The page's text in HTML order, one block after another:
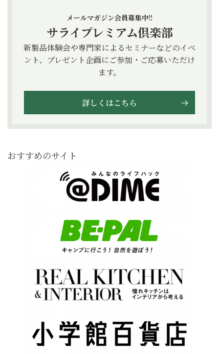
メールマガジン会員募集中!!
サライプレミアム倶楽部
新製品体験会や専門家によるセミナーなどのイベ
ント、プレゼント企画にご参加・ご応募いただけ
ます。
詳しくはこちら
おすすめのサイト